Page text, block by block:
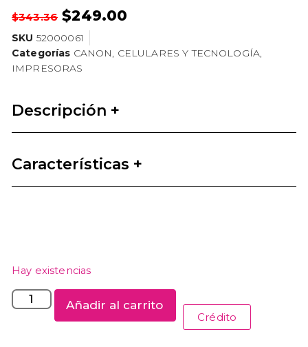
$343.36 $249.00
SKU 52000061
Categorías CANON CELULARES Y TECNOLOGÍA
IMPRESORAS
Descripción +
Características +
Hay existencias
Añadir al carrito
Crédito